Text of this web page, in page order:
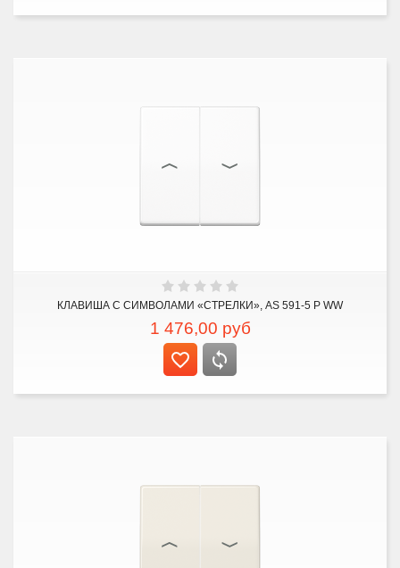
КЛАВИША С СИМВОЛАМИ «СТРЕЛКИ», AS 591-5 P WW
1 476,00 руб